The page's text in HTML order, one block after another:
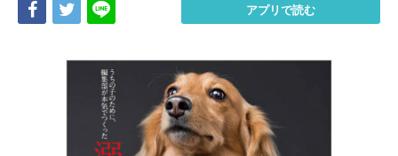
Share Tweet アプリで読む